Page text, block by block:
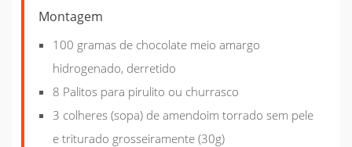
Montagem
100 gramas de chocolate meio amargo
hidrogenado, derretido
8 Palitos para pirulito ou churrasco
3 colheres (sopa) de amendoim torrado sem pele
e triturado grosseiramente (30g)